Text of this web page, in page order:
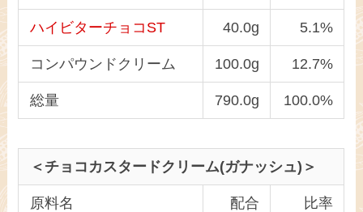
ハイビターチョコST 40.0g 5.1%
コンパウンドクリーム 100.0g 12.7%
総量 790.0g 100.0%
＜チョコカスタードクリーム(ガナッシュ)＞
原料名 配合 比率